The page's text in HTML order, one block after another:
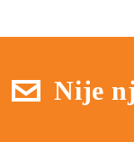
Nije